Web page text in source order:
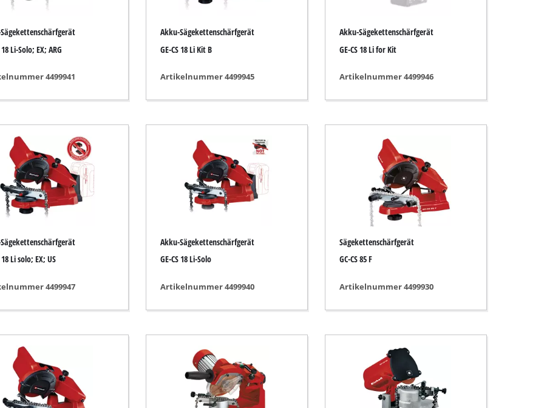
Gartenpumpen
Tauchpumpen
Schmutzwasserpumpen
Tiefbrunnenpumpen
Hauswasserwerke
Benzin-Wasserpumpen
Sonstige Pumpen
Benzin-Vertikutierer
Hand-Vertikutierer
18 Li-Solo; EX; ARG
4499941
Akku-Sägekettenschärfgerät
GE-CS 18 Li Kit B
Artikelnummer 4499945
Akku-Sägekettenschärfgerät
GE-CS 18 Li for Kit
Artikelnummer 4499946
18 Li solo; EX; US
4499947
Akku-Sägekettenschärfgerät
GE-CS 18 Li-Solo
Artikelnummer 4499940
Sägekettenschärfgerät
GC-CS 85 F
Artikelnummer 4499930